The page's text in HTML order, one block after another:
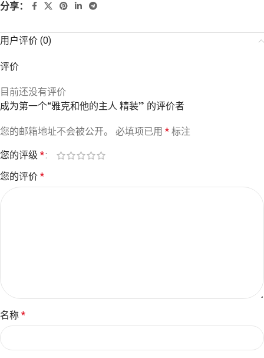
分享：
用户评价 (0)
评价
目前还没有评价
成为第一个“雅克和他的主人 精装” 的评价者
您的邮箱地址不会被公开。 必填项已用 * 标注
您的评级 *
您的评价 *
名称 *